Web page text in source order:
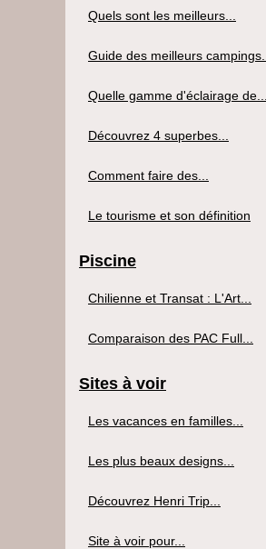
Quels sont les meilleurs...
Guide des meilleurs campings...
Quelle gamme d'éclairage de...
Découvrez 4 superbes...
Comment faire des...
Le tourisme et son définition
Piscine
Chilienne et Transat : L'Art...
Comparaison des PAC Full...
Sites à voir
Les vacances en familles...
Les plus beaux designs...
Découvrez Henri Trip...
Site à voir pour...